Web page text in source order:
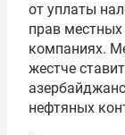
от уплаты
прав
компаниях.
жестче
нефтяных